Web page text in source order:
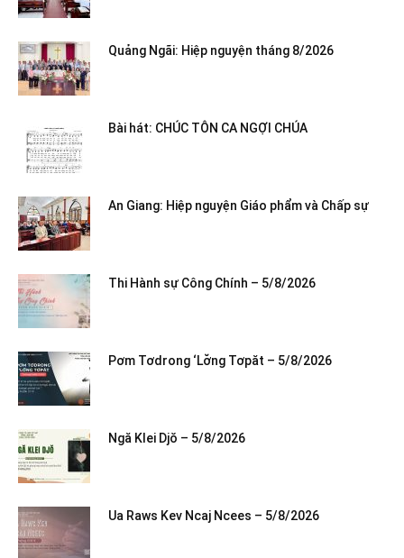
Quảng Ngãi: Hiệp nguyện tháng 8/2026
Bài hát: CHÚC TÔN CA NGỢI CHÚA
An Giang: Hiệp nguyện Giáo phẩm và Chấp sự
Thi Hành sự Công Chính – 5/8/2026
Pơm Tơdrong ‘Lơ̆ng Tơpăt – 5/8/2026
Ngă Klei Djŏ – 5/8/2026
Ua Raws Kev Ncaj Ncees – 5/8/2026